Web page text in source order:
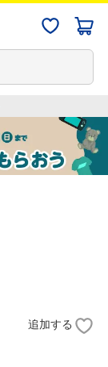
追加する